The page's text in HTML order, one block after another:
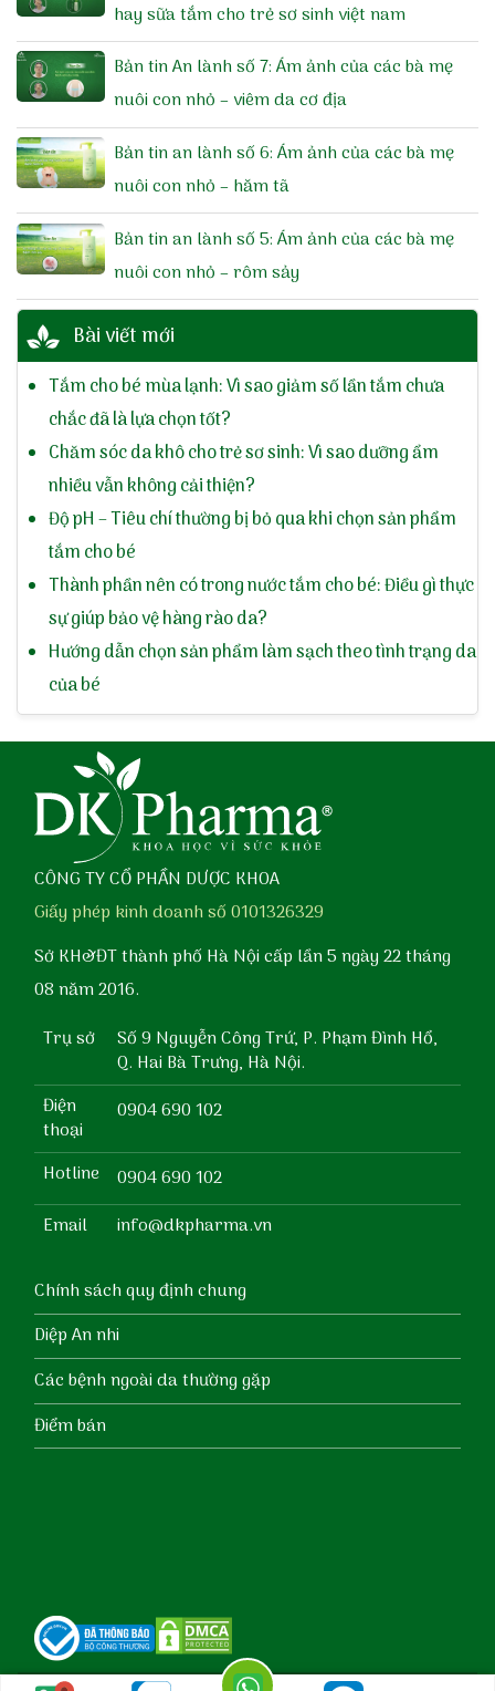
hay sữa tắm cho trẻ sơ sinh việt nam
Bản tin An lành số 7: Ám ảnh của các bà mẹ
nuôi con nhỏ – viêm da cơ địa
Bản tin an lành số 6: Ám ảnh của các bà mẹ
nuôi con nhỏ – hăm tã
Bản tin an lành số 5: Ám ảnh của các bà mẹ
nuôi con nhỏ – rôm sảy
Bài viết mới
Tắm cho bé mùa lạnh: Vì sao giảm số lần tắm chưa
chắc đã là lựa chọn tốt?
Chăm sóc da khô cho trẻ sơ sinh: Vì sao dưỡng ẩm
nhiều vẫn không cải thiện?
Độ pH – Tiêu chí thường bị bỏ qua khi chọn sản phẩm
tắm cho bé
Thành phần nên có trong nước tắm cho bé: Điều gì thực
sự giúp bảo vệ hàng rào da?
Hướng dẫn chọn sản phẩm làm sạch theo tình trạng da
của bé
CÔNG TY CỔ PHẦN DƯỢC KHOA
Giấy phép kinh doanh số 0101326329
Sở KH&ĐT thành phố Hà Nội cấp lần 5 ngày 22 tháng
08 năm 2016.
Trụ sở
Số 9 Nguyễn Công Trứ, P. Phạm Đình Hổ,
Q. Hai Bà Trưng, Hà Nội.
Điện
thoại
0904 690 102
Hotline
0904 690 102
Email
info@dkpharma.vn
Chính sách quy định chung
Diệp An nhi
Các bệnh ngoài da thường gặp
Điểm bán